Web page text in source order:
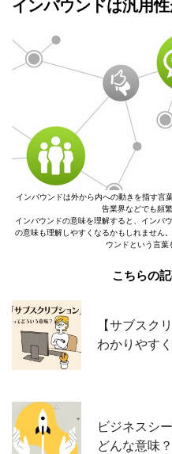
インバウンドは汎用性
インバウンドは外から内への動きを指す言
告業界などでも頻
インバウンドの意味を理解すると、インバ
の意味も理解しやすくなるかもしれません
ウンドという言葉
こちらの
【サブスク
わかりやす
ビジネスシ
どんな意味